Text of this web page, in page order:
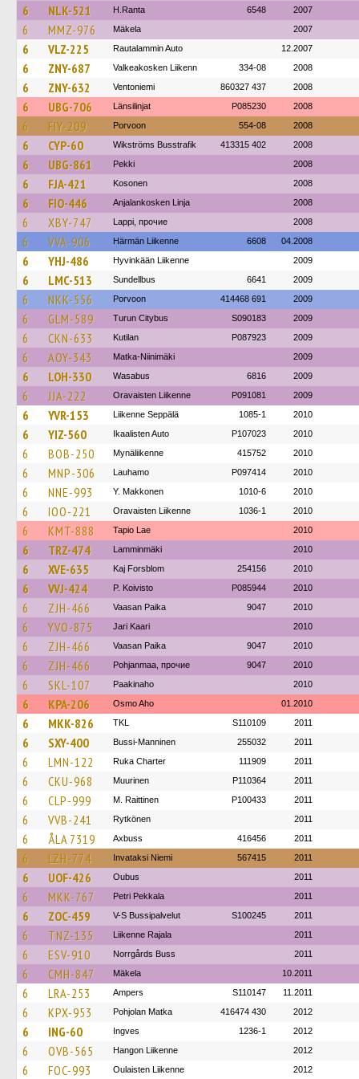
6 NLK-521 H.Ranta 6548 2007
6 MMZ-976 Mäkela 2007
6 VLZ-225 Rautalammin Auto 12.2007
6 ZNY-687 Valkeakosken Liikenn 334-08 2008
6 ZNY-632 Ventoniemi 860327 437 2008
6 UBG-706 Länsilinjat P085230 2008
6 FIY-209 Porvoon 554-08 2008
6 CYP-60 Wikströms Busstrafik 413315 402 2008
6 UBG-861 Pekki 2008
6 FJA-421 Kosonen 2008
6 FIO-446 Anjalankosken Linja 2008
6 XBY-747 Lappi, прочие 2008
6 VVA-906 Härmän Liikenne 6608 04.2008
6 YHJ-486 Hyvinkään Liikenne 2009
6 LMC-513 Sundellbus 6641 2009
6 NKK-556 Porvoon 414468 691 2009
6 GLM-589 Turun Citybus S090183 2009
6 CKN-633 Kutilan P087923 2009
6 AOY-343 Matka-Niinimäki 2009
6 LOH-330 Wasabus 6816 2009
6 JJA-222 Oravaisten Liikenne P091081 2009
6 YVR-153 Liikenne Seppälä 1085-1 2010
6 YIZ-560 Ikaalisten Auto P107023 2010
6 BOB-250 Mynäliikenne 415752 2010
6 MNP-306 Lauhamo P097414 2010
6 NNE-993 Y. Makkonen 1010-6 2010
6 IOO-221 Oravaisten Liikenne 1036-1 2010
6 KMT-888 Tapio Lae 2010
6 TRZ-474 Lamminmäki 2010
6 XVE-635 Kaj Forsblom 254156 2010
6 VVJ-424 P. Koivisto P085944 2010
6 ZJH-466 Vaasan Paika 9047 2010
6 YVO-875 Jari Kaari 2010
6 ZJH-466 Vaasan Paika 9047 2010
6 ZJH-466 Pohjanmaa, прочие 9047 2010
6 SKL-107 Paakinaho 2010
6 KPA-206 Osmo Aho 01.2010
6 MKK-826 TKL S110109 2011
6 SXY-400 Bussi-Manninen 255032 2011
6 LMN-122 Ruka Charter 111909 2011
6 CKU-968 Muurinen P110364 2011
6 CLP-999 M. Raittinen P100433 2011
6 VVB-241 Rytkönen 2011
6 ÅLA 7319 Axbuss 416456 2011
6 LZH-774 Invataksi Niemi 567415 2011
6 UOF-426 Oubus 2011
6 MKK-767 Petri Pekkala 2011
6 ZOC-459 V-S Bussipalvelut S100245 2011
6 TNZ-135 Liikenne Rajala 2011
6 ESV-910 Norrgårds Buss 2011
6 CMH-847 Mäkela 10.2011
6 LRA-253 Ampers S110147 11.2011
6 KPX-953 Pohjolan Matka 416474 430 2012
6 ING-60 Ingves 1236-1 2012
6 OVB-565 Hangon Liikenne 2012
6 FOC-993 Oulaisten Liikenne 2012